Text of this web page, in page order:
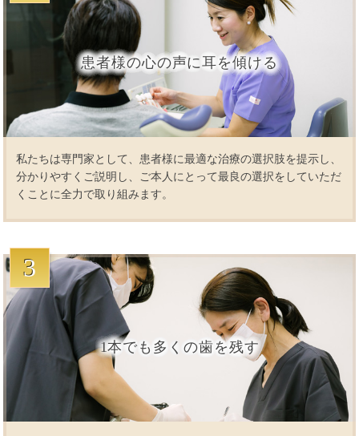
患者様の心の声に耳を傾ける
私たちは専門家として、患者様に最適な治療の選択肢を提示し、
分かりやすくご説明し、ご本人にとって最良の選択をしていただ
くことに全力で取り組みます。
3
1本でも多くの歯を残す